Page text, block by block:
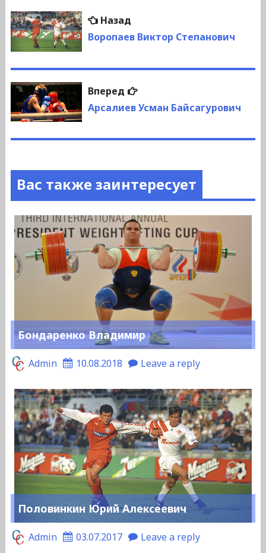
Навигация
по
записям
НазадПредыдущая
запись:
Воропаев Виктор Степанович
Вперед
Следующая
запись:
Арсалиев Усман Байсагурович
Вас также заинтересует
Бондаренко Владимир
Admin 10.08.2018 Leave a reply
Половинкин Юрий Алексеевич
Admin 03.07.2017 Leave a reply